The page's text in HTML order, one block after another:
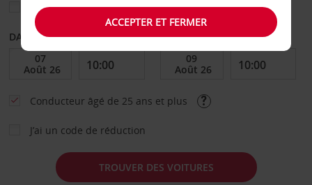
Sélectionnez une autre agence de retour
DATE DE DÉBUT DATE DE FIN
Conducteur âgé de 25 ans et plus
J’ai un code de réduction
TROUVER DES VOITURES
ACCEPTER ET FERMER